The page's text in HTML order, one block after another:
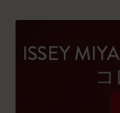
ISSEY